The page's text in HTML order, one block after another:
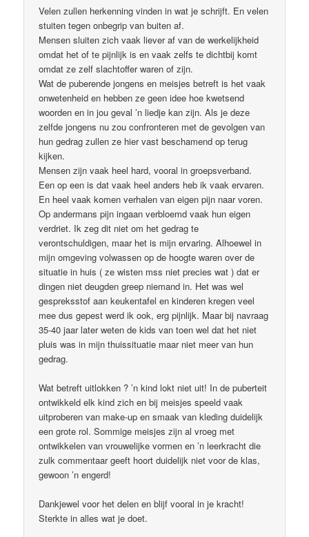
Velen zullen herkenning vinden in wat je schrijft. En velen
stuiten tegen onbegrip van buiten af.
Mensen sluiten zich vaak liever af van de werkelijkheid
omdat het of te pijnlijk is en vaak zelfs te dichtbij komt
omdat ze zelf slachtoffer waren of zijn.
Wat de puberende jongens en meisjes betreft is het vaak
onwetenheid en hebben ze geen idee hoe kwetsend
woorden en in jou geval ’n liedje kan zijn. Als je deze
zelfde jongens nu zou confronteren met de gevolgen van
hun gedrag zullen ze hier vast beschamend op terug
kijken.
Mensen zijn vaak heel hard, vooral in groepsverband.
Een op een is dat vaak heel anders heb ik vaak ervaren.
En heel vaak komen verhalen van eigen pijn naar voren.
Op andermans pijn ingaan verbloemd vaak hun eigen
verdriet. Ik zeg dit niet om het gedrag te
verontschuldigen, maar het is mijn ervaring. Alhoewel in
mijn omgeving volwassen op de hoogte waren over de
situatie in huis ( ze wisten mss niet precies wat ) dat er
dingen niet deugden greep niemand in. Het was wel
gespreksstof aan keukentafel en kinderen kregen veel
mee dus gepest werd ik ook, erg pijnlijk. Maar bij navraag
35-40 jaar later weten de kids van toen wel dat het niet
pluis was in mijn thuissituatie maar niet meer van hun
gedrag.
Wat betreft uitlokken ? ’n kind lokt niet uit! In de puberteit
ontwikkeld elk kind zich en bij meisjes speeld vaak
uitproberen van make-up en smaak van kleding duidelijk
een grote rol. Sommige meisjes zijn al vroeg met
ontwikkelen van vrouwelijke vormen en ’n leerkracht die
zulk commentaar geeft hoort duidelijk niet voor de klas,
gewoon ’n engerd!
Dankjewel voor het delen en blijf vooral in je kracht!
Sterkte in alles wat je doet.